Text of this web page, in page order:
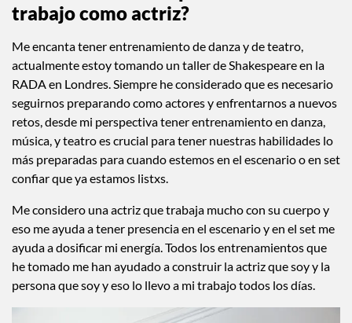
Vienes del mundo del ballet y has
entrelazan estas experiencias en tu
trabajo como actriz?
Me encanta tener entrenamiento de danza y de teatro,
actualmente estoy tomando un taller de Shakespeare en la
RADA en Londres. Siempre he considerado que es necesario
seguirnos preparando como actores y enfrentarnos a nuevos
retos, desde mi perspectiva tener entrenamiento en danza,
música, y teatro es crucial para tener nuestras habilidades lo
más preparadas para cuando estemos en el escenario o en set
confiar que ya estamos listxs.
Me considero una actriz que trabaja mucho con su cuerpo y
eso me ayuda a tener presencia en el escenario y en el set me
ayuda a dosificar mi energía. Todos los entrenamientos que